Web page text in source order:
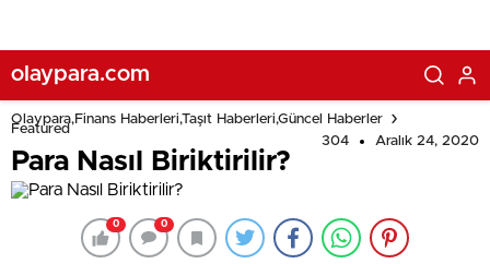
olaypara.com
Olaypara,Finans Haberleri,Taşıt Haberleri,Güncel Haberler
Featured
304
Aralık 24, 2020
Para Nasıl Biriktirilir?
0 0